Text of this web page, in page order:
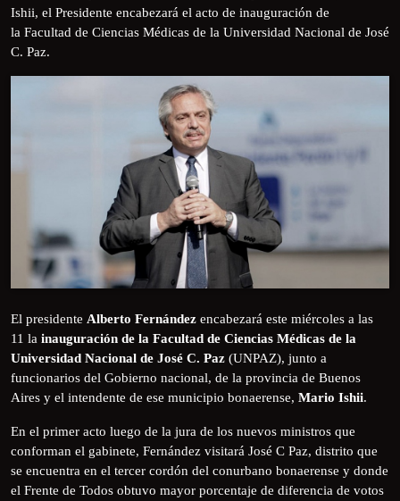
Ishii, el Presidente encabezará el acto de inauguración de
la Facultad de Ciencias Médicas de la Universidad Nacional de José
C. Paz.
El presidente Alberto Fernández encabezará este miércoles a las
11 la inauguración de la Facultad de Ciencias Médicas de la
Universidad Nacional de José C. Paz (UNPAZ), junto a
funcionarios del Gobierno nacional, de la provincia de Buenos
Aires y el intendente de ese municipio bonaerense, Mario Ishii.
En el primer acto luego de la jura de los nuevos ministros que
conforman el gabinete, Fernández visitará José C Paz, distrito que
se encuentra en el tercer cordón del conurbano bonaerense y donde
el Frente de Todos obtuvo mayor porcentaje de diferencia de votos